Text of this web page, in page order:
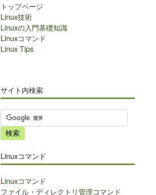
トップページ
Linux技術
Linuxの入門基礎知識
Linuxコマンド
Linux Tips
サイト内検索
サ
イ
ト
検
索
Linuxコマンド
Linuxコマンド
ファイル・ディレクトリ管理コマンド